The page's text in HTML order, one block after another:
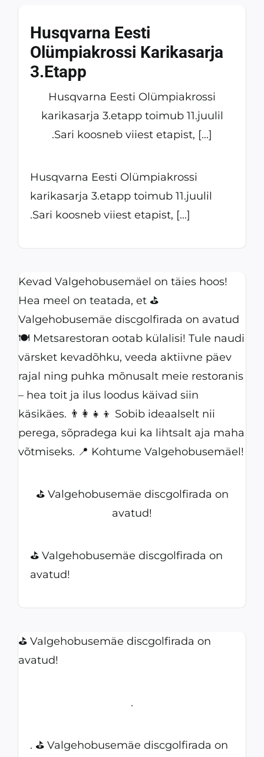
Husqvarna Eesti
Olümpiakrossi Karikasarja
3.etapp
Husqvarna Eesti Olümpiakrossi
karikasarja 3.etapp toimub 11.juulil
.Sari koosneb viiest etapist, [...]
Husqvarna Eesti Olümpiakrossi
karikasarja 3.etapp toimub 11.juulil
.Sari koosneb viiest etapist, [...]
Kevad Valgehobusemäel on täies hoos!
Hea meel on teatada, et ⛳
Valgehobusemäe discgolfirada on avatud
🍽️ Metsarestoran ootab külalisi! Tule naudi
värsket kevadõhku, veeda aktiivne päev
rajal ning puhka mõnusalt meie restoranis
– hea toit ja ilus loodus käivad siin
käsikäes. 👨‍👩‍👧‍👦 Sobib ideaalselt nii
perega, sõpradega kui ka lihtsalt aja maha
võtmiseks. 📍 Kohtume Valgehobusemäel!
⛳ Valgehobusemäe discgolfirada on
avatud!
⛳ Valgehobusemäe discgolfirada on
avatud!
⛳ Valgehobusemäe discgolfirada on
avatud!
.
. ⛳ Valgehobusemäe discgolfirada on